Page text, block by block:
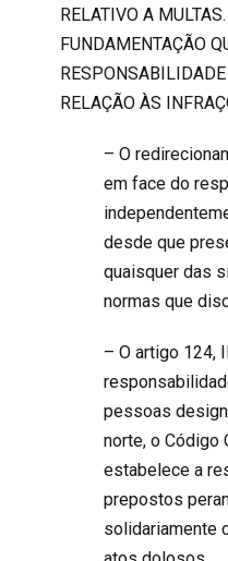
RELATIVO A
FUNDAMENTAÇÃO
RELAÇÃO ÀS
– O
em face do
desde que
quaisquer das
normas que
– O artigo 124,
pessoas
norte, o Código
estabelece a
prepostos
solidariamente